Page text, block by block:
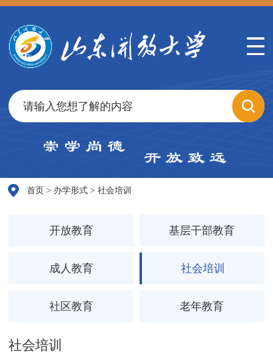
首页 > 办学形式 >社会培训
开放教育 基层干部教育
成人教育 社会培训
社区教育 老年教育
社会培训